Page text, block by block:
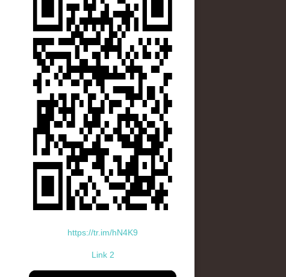
https://tr.im/hN4K9
Link 2